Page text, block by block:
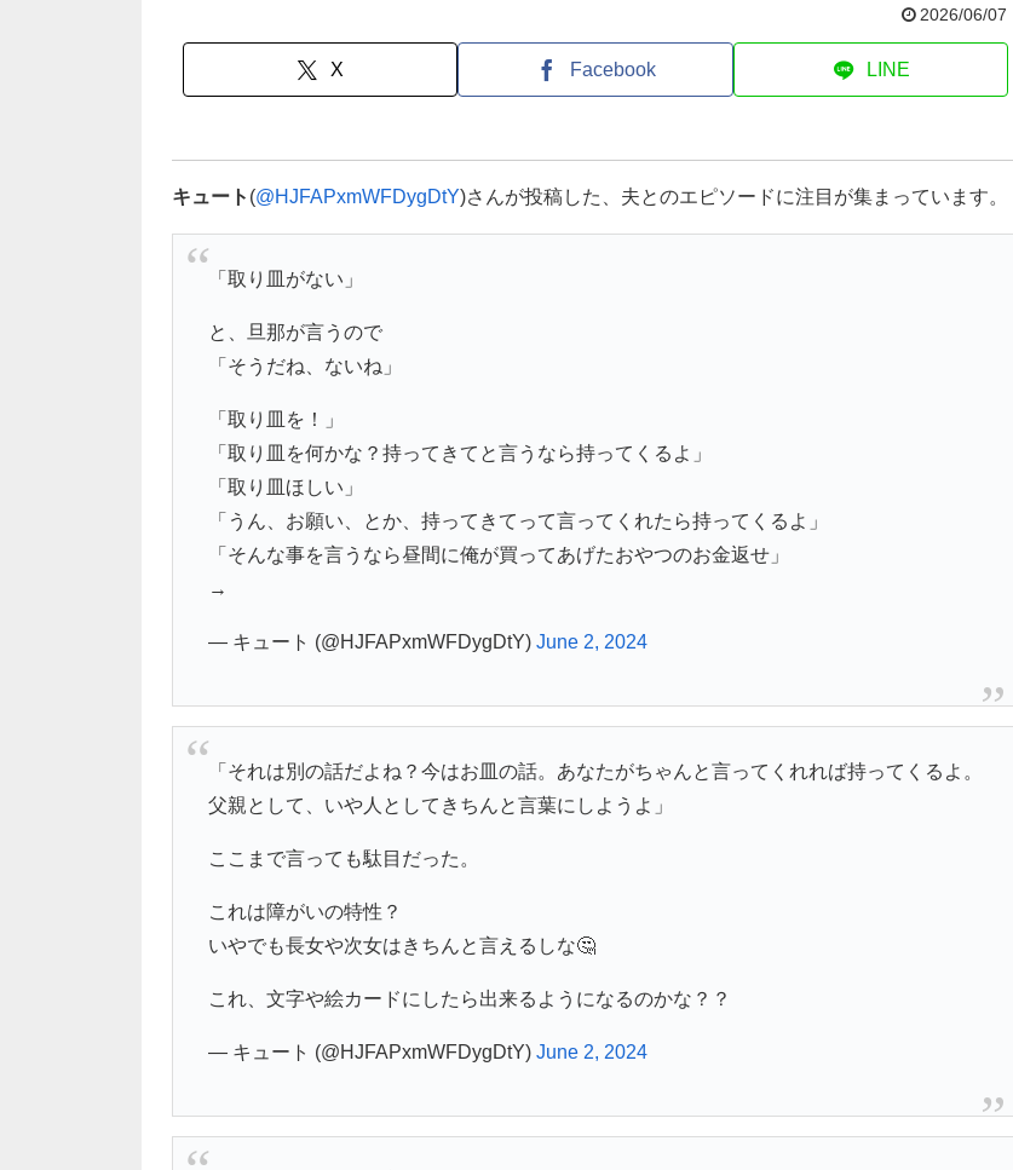
2026/06/07
X Facebook LINE
キュート (@HJFAPxmWFDygDtY)さんが投稿した、夫とのエピソードに注目が集まっています。
「取り皿がない」
と、旦那が言うので
「そうだね、ないね」
「取り皿を！」
「取り皿を何かな？持ってきてと言うなら持ってくるよ」
「取り皿ほしい」
「うん、お願い、とか、持ってきてって言ってくれたら持ってくるよ」
「そんな事を言うなら昼間に俺が買ってあげたおやつのお金返せ」
→
— キュート (@HJFAPxmWFDygDtY) June 2, 2024
「それは別の話だよね？今はお皿の話。あなたがちゃんと言ってくれれば持ってくるよ。
父親として、いや人としてきちんと言葉にしようよ」
ここまで言っても駄目だった。
これは障がいの特性？
いやでも長女や次女はきちんと言えるしな🤔
これ、文字や絵カードにしたら出来るようになるのかな？？
— キュート (@HJFAPxmWFDygDtY) June 2, 2024